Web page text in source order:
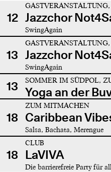
12 Jazzchor
SwingAgain
13 Jazzchor
SwingAgain
13 SOMMER IM SÜDPOL,
Yoga an der
18
ZUM MITMACHEN
Caribbean
Salsa, Bachata, Merengue
18
CLUB
LaVIVA
Die barrierefreie Party für